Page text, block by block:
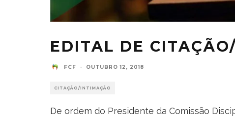
EDITAL DE
FCF · OUTUBRO 12, 2018
CITAÇÃO/INTIMAÇÃO
De ordem do Presidente da Comissão